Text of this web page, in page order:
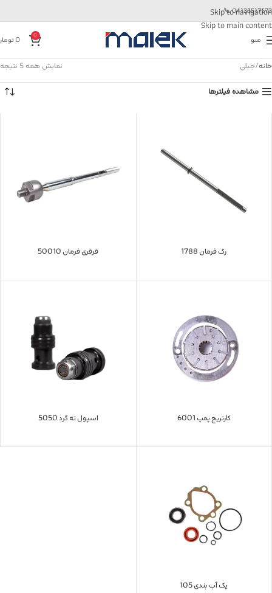
Skip to navigation
Skip to main content
04135517573
📞
منو 0
0
خانه جیلی
نمایش همه 5 نتیجه
مشاهده فیلترها
رک فرمان 1788 قرقری فرمان 50010
کارتریج پمپ 6001 اسپول ته گرد 5050
پک آب بندی 105